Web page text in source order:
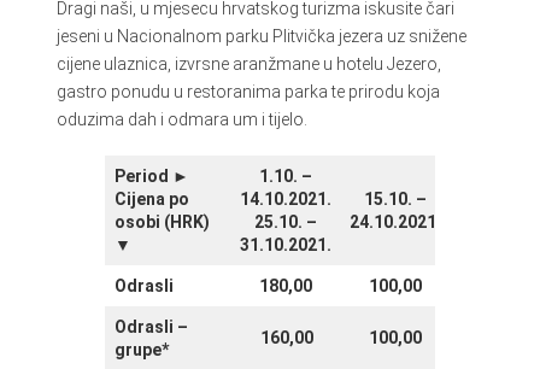
Dragi naši, u mjesecu hrvatskog turizma iskusite čari
jeseni u Nacionalnom parku Plitvička jezera uz snižene
cijene ulaznica, izvrsne aranžmane u hotelu Jezero,
gastro ponudu u restoranima parka te prirodu koja
oduzima dah i odmara um i tijelo.
Period ►
Cijena po
osobi (HRK)
▼
1.10. –
14.10.2021.
25.10. –
31.10.2021.
15.10. –
24.10.2021.
Odrasli 180,00 100,00
Odrasli –
grupe*
160,00 100,00